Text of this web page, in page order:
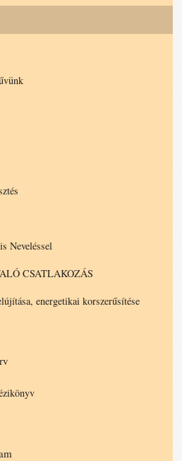
Neveléssel
CSATLAKOZÁS
energetikai korszerűsítése